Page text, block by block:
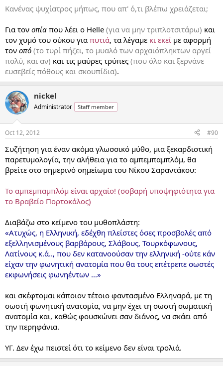
Κανένας ψυχίατρος μήπως, που απ' ό,τι βλέπω χρειάζεται;
Για τον οπία που λέει ο Helle (για να μην τριπλοτσιτάρω) και
τον χυμό του σύκου για πυτιά, τα λέγαμε κι εκεί με αφορμή
τον οπό (το τυρί πήζει, το μυαλό των αρχαιόπληκτων αργεί
πολύ, και αν) και τις μαύρες τρύπες (που όλο και ξερνάνε
ευσεβείς πόθους και σκουπίδια).
nickel
Administrator Staff member
Oct 12, 2012 #90
Συζήτηση για έναν ακόμα γλωσσικό μύθο, μια ξεκαρδιστική
παρετυμολογία, την αλήθεια για το αμπεμπαμπλόμ, θα
βρείτε στο σημερινό σημείωμα του Νίκου Σαραντάκου:
Το αμπεμπαμπλόμ είναι αρχαίο! (σοβαρή υποψηφιότητα για
το Βραβείο Πορτοκάλος)
Διαβάζω στο κείμενο του μυθοπλάστη:
«Ατυχώς, η Ελληνική, εδέχθη πλείστες όσες προσβολές από
εξελληνισμένους βαρβάρους, Σλάβους, Τουρκόφωνους,
Λατίνους κ.ά.., που δεν κατανοούσαν την ελληνική -ούτε κάν
είχαν την φωνητική ανατομία που θα τους επέτρεπε σωστές
εκφωνήσεις φωνηέντων ...»
και σκέφτομαι κάποιον τέτοιο φαντασμένο Ελληναρά, με τη
σωστή φωνητική ανατομία, να μην έχει τη σωστή σωματική
ανατομία και, καθώς φουσκώνει σαν διάνος, να σκάει από
την περηφάνια.
ΥΓ. Δεν έχω πειστεί ότι το κείμενο δεν είναι τρολιά.